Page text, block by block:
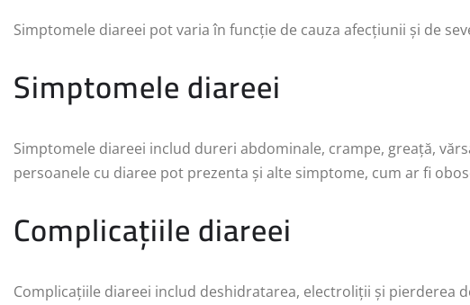
Simptomele diareei pot varia în funcție de cauza afecțiunii și de
Simptomele diareei
Simptomele diareei includ dureri abdominale, crampe, greață,
persoanele cu diaree pot prezenta și alte simptome, cum ar fi
Complicațiile diareei
Complicațiile diareei includ deshidratarea, electroliții și pierderea